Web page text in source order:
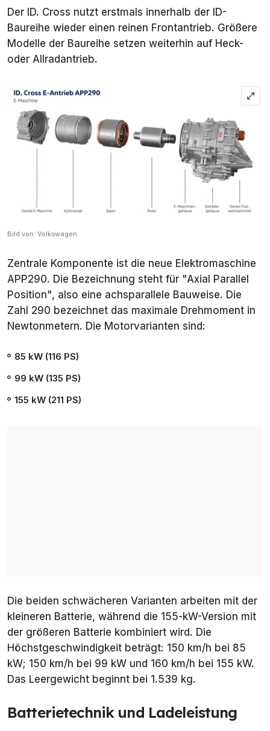
Der ID. Cross nutzt erstmals innerhalb der ID-
Baureihe wieder einen reinen Frontantrieb. Größere
Modelle der Baureihe setzen weiterhin auf Heck-
oder Allradantrieb.
Bild von: Volkswagen
Zentrale Komponente ist die neue Elektromaschine
APP290. Die Bezeichnung steht für "Axial Parallel
Position", also eine achsparallele Bauweise. Die
Zahl 290 bezeichnet das maximale Drehmoment in
Newtonmetern. Die Motorvarianten sind:
85 kW (116 PS)
99 kW (135 PS)
155 kW (211 PS)
Die beiden schwächeren Varianten arbeiten mit der
kleineren Batterie, während die 155-kW-Version mit
der größeren Batterie kombiniert wird. Die
Höchstgeschwindigkeit beträgt: 150 km/h bei 85
kW; 150 km/h bei 99 kW und 160 km/h bei 155 kW.
Das Leergewicht beginnt bei 1.539 kg.
Batterietechnik und Ladeleistung